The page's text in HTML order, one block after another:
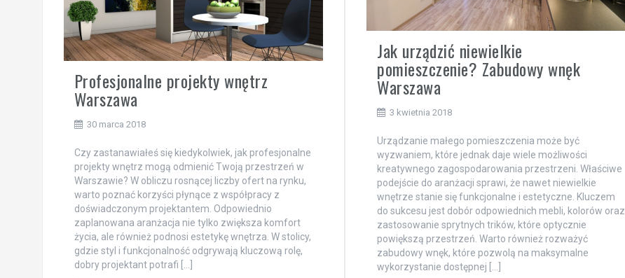
Jak urządzić niewielkie
pomieszczenie? Zabudowy wnęk
Warszawa
3 kwietnia 2018
Urządzanie małego pomieszczenia może być
wyzwaniem, które jednak daje wiele możliwości
kreatywnego zagospodarowania przestrzeni. Właściwe
podejście do aranżacji sprawi, że nawet niewielkie
wnętrze stanie się funkcjonalne i estetyczne. Kluczem
do sukcesu jest dobór odpowiednich mebli, kolorów oraz
zastosowanie sprytnych trików, które optycznie
powiększą przestrzeń. Warto również rozważyć
zabudowy wnęk, które pozwolą na maksymalne
wykorzystanie dostępnej […]
Profesjonalne projekty wnętrz
Warszawa
30 marca 2018
Czy zastanawiałeś się kiedykolwiek, jak profesjonalne
projekty wnętrz mogą odmienić Twoją przestrzeń w
Warszawie? W obliczu rosnącej liczby ofert na rynku,
warto poznać korzyści płynące z współpracy z
doświadczonym projektantem. Odpowiednio
zaplanowana aranżacja nie tylko zwiększa komfort
życia, ale również podnosi estetykę wnętrza. W stolicy,
gdzie styl i funkcjonalność odgrywają kluczową rolę,
dobry projektant potrafi […]